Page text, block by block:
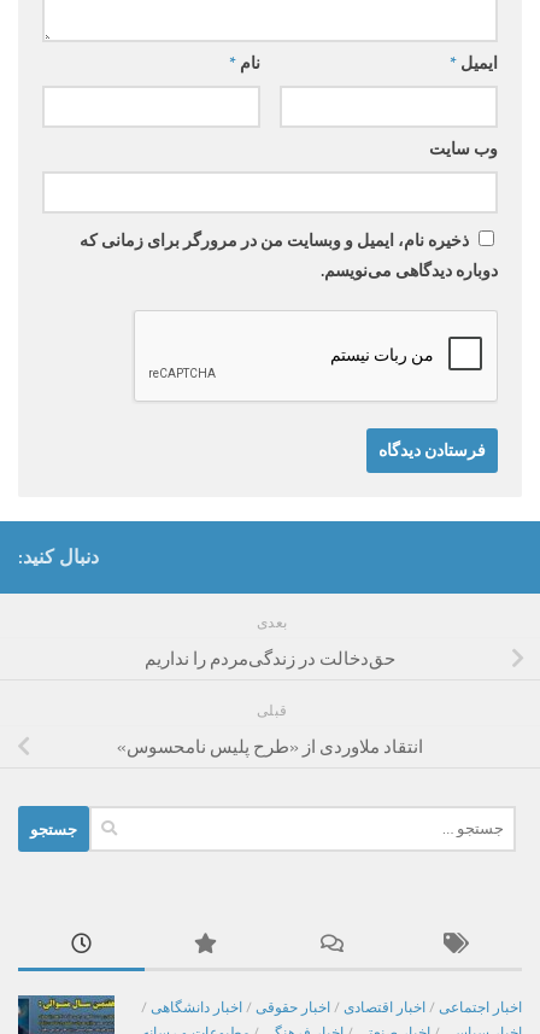
نام * ایمیل *
وب‌ سایت
ذخیره نام، ایمیل و وبسایت من در مرورگر برای زمانی که
دوباره دیدگاهی می‌نویسم.
دنبال کنید:
بعدی
حق‌دخالت در زندگی‌مردم را نداریم
قبلی
انتقاد ملاوردی از «طرح پلیس نامحسوس»
برای:
اخبار اجتماعی / اخبار اقتصادی / اخبار حقوقی / اخبار دانشگاهی /